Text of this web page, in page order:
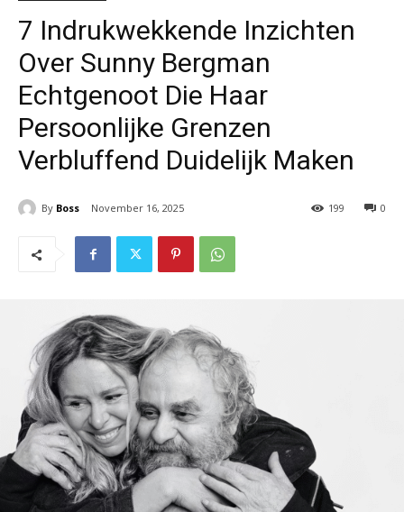
7 Indrukwekkende Inzichten
Over Sunny Bergman
Echtgenoot Die Haar
Persoonlijke Grenzen
Verbluffend Duidelijk Maken
By Boss November 16, 2025 0
199